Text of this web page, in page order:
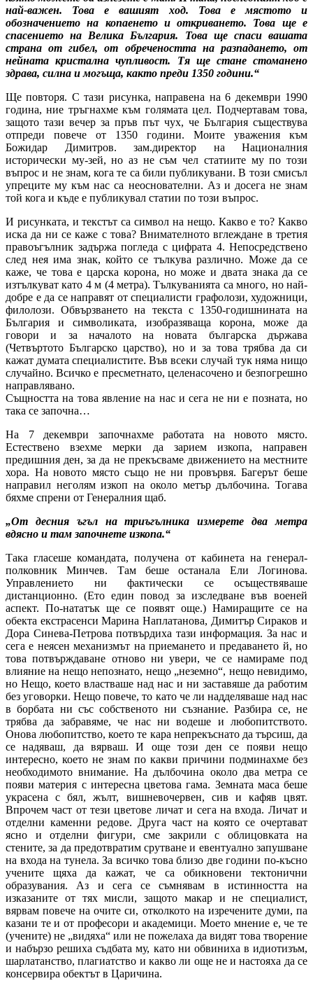
най-важен. Това е вашият ход. Това е мястото и
обозначението на копаенето и откриването. Това ще е
спасението на Велика България. Това ще спаси вашата
страна от гибел, от обречеността на разпадането, от
нейната кристална чупливост. Тя ще стане стоманено
здрава, силна и могъща, както преди 1350 години.“
Ще повторя. С тази рисунка, направена на 6 декември 1990
година, ние тръгнахме към голямата цел. Подчертавам това,
защото тази вечер за пръв път чух, че България съществува
отпреди повече от 1350 години. Моите уважения към
Божидар Димитров. зам.директор на Националния
исторически му-зей, но аз не съм чел статиите му по този
въпрос и не знам, кога те са били публикувани. В този смисъл
упреците му към нас са неоснователни. Аз и досега не знам
той кога и къде е публикувал статии по този въпрос.
И рисунката, и текстът са символ на нещо. Какво е то? Какво
иска да ни се каже с това? Внимателното вглеждане в третия
правоъгълник задържа погледа с цифрата 4. Непосредствено
след нея има знак, който се тълкува различно. Може да се
каже, че това е царска корона, но може и двата знака да се
изтълкуват като 4 м (4 метра). Тълкуванията са много, но най-
добре е да се направят от специалисти графолози, художници,
филолози. Обвързването на текста с 1350-годишнината на
България и символиката, изобразяваща корона, може да
говори и за началото на новата българска държава
(Четвъртото Българско царство), но и за това трябва да си
кажат думата специалистите. Във всеки случай тук няма нищо
случайно. Всичко е пресметнато, целенасочено и безпогрешно
направлявано.
Същността на това явление на нас и сега не ни е позната, но
така се започна…
На 7 декември започнахме работата на новото място.
Естествено взехме мерки да зарием изкопа, направен
предишния ден, за да не прекъсваме движението на местните
хора. На новото място също не ни провървя. Багерът беше
направил неголям изкоп на около метър дълбочина. Тогава
бяхме спрени от Генералния щаб.
„От десния ъгъл на триъгълника измерете два метра
вдясно и там започнете изкопа.“
Така гласеше командата, получена от кабинета на генерал-
полковник Минчев. Там беше останала Ели Логинова.
Управлението ни фактически се осъществяваше
дистанционно. (Ето един повод за изследване във военей
аспект. По-нататък ще се появят още.) Намиращите се на
обекта екстрасенси Марина Наплатанова, Димитър Сираков и
Дора Синева-Петрова потвърдиха тази информация. За нас и
сега е неясен механизмът на приемането и предаването й, но
това потвърждаване отново ни увери, че се намираме под
влияние на нещо непознато, нещо „неземно“, нещо невидимо,
но Нещо, което властваше над нас и ни заставяше да работим
без уговорки. Нещо повече, то като че ли надделяваше над нас
в борбата ни със собственото ни съзнание. Разбира се, не
трябва да забравяме, че нас ни водеше и любопитството.
Онова любопитство, което те кара непрекъснато да търсиш, да
се надяваш, да вярваш. И още този ден се появи нещо
интересно, което не знам по какви причини подминахме без
необходимото внимание. На дълбочина около два метра се
появи материя с интересна цветова гама. Земната маса беше
украсена с бял, жълт, вишневочервен, сив и кафяв цвят.
Впрочем част от тези цветове личат и сега на входа. Личат и
отделни каменни редове. Друга част на която се очертават
ясно и отделни фигури, сме закрили с облицовката на
стените, за да предотвратим срутване и евентуално запушване
на входа на тунела. За всичко това близо две години по-късно
учените щяха да кажат, че са обикновени тектонични
образувания. Аз и сега се съмнявам в истинността на
изказаните от тях мисли, защото макар и не специалист,
вярвам повече на очите си, отколкото на изречените думи, па
казани те и от професори и академици. Моето мнение е, че те
(учените) не „видяха“ или не пожелаха да видят това творение
и набързо решиха съдбата му, като ни обвиниха в идиотизъм,
шарлатанство, плагиатство и какво ли още не и настояха да се
консервира обектът в Царичина.